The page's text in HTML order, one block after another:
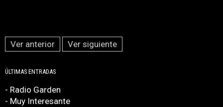
Ver anterior Ver siguiente
ÚLTIMAS ENTRADAS
- Radio Garden
- Muy Interesante